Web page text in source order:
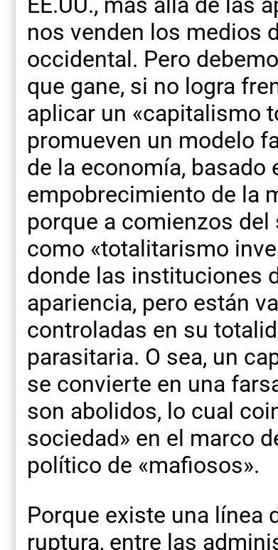
nos venden los medios
occidental. Pero
que gane, si no logra
aplicar un «capitalismo
promueven un modelo
de la economía, basado
empobrecimiento de la
porque a comienzos
como «totalitarismo
donde las instituciones
apariencia, pero están
controladas en su
parasitaria. O sea, un
se convierte en una
son abolidos, lo cual
sociedad» en el marco
político de «mafiosos».
Porque existe una línea
ruptura, entre las